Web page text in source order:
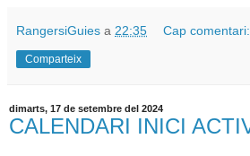
RangersiGuies a 22:35 Cap comentari:
Comparteix
dimarts, 17 de setembre del 2024
CALENDARI INICI